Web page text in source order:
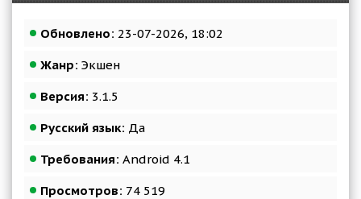
Обновлено: 23-07-2026, 18:02
Жанр: Экшен
Версия: 3.1.5
Русский язык: Да
Требования: Android 4.1
Просмотров: 74 519